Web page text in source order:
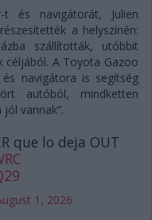
és navigátorát, Julien
a helyszínén:
szállították, utóbbit
céljából. A Toyota Gazoo
navigátora is segítség
autóból, mindketten
vannak”.
que lo deja OUT
1, 2026